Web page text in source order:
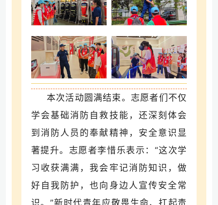
本次活动圆满结束。志愿者们不仅
学会基础消防自救技能，还深刻体会
到消防人员的奉献精神，安全意识显
著提升。志愿者李惜乐表示：“这次学
习收获满满，我会牢记消防知识，做
好自我防护，也向身边人宣传安全常